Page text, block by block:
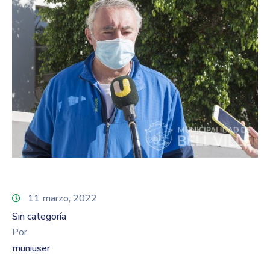
11 marzo, 2022
Sin categoría
Por
muniuser